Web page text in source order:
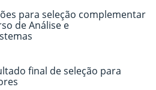
para seleção complementar
de Análise e
final de seleção para